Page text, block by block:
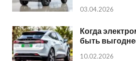
03.04.2026
Когда
быть
10.02.2026